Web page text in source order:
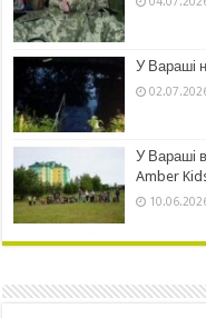
У Вараші
У Вараші
Amber